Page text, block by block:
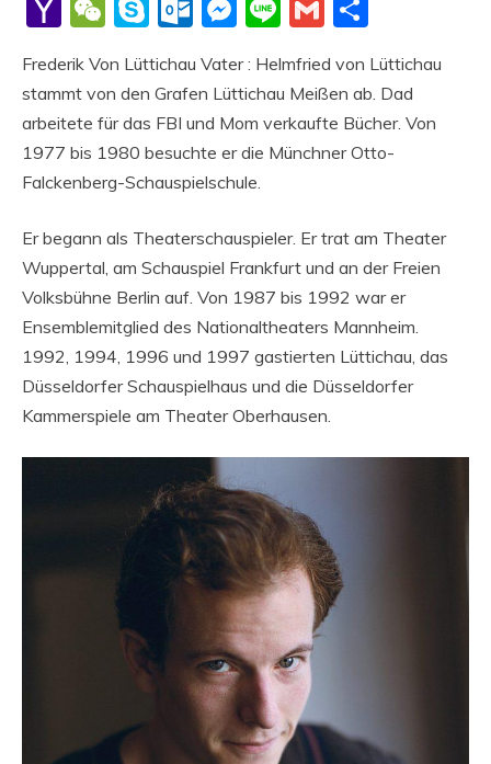
Yahoo
WeChat
SkypeOutlook.com
Messenger
LineGmail
Frederik Von Lüttichau Vater : Helmfried von Lüttichau
stammt von den Grafen Lüttichau Meißen ab. Dad
arbeitete für das FBI und Mom verkaufte Bücher. Von
1977 bis 1980 besuchte er die Münchner Otto-
Falckenberg-Schauspielschule.
Er begann als Theaterschauspieler. Er trat am Theater
Wuppertal, am Schauspiel Frankfurt und an der Freien
Volksbühne Berlin auf. Von 1987 bis 1992 war er
Ensemblemitglied des Nationaltheaters Mannheim.
1992, 1994, 1996 und 1997 gastierten Lüttichau, das
Düsseldorfer Schauspielhaus und die Düsseldorfer
Kammerspiele am Theater Oberhausen.